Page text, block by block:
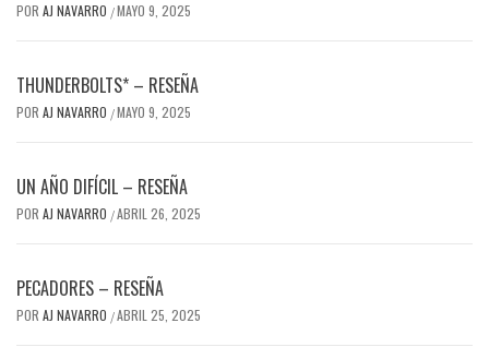
POR AJ NAVARRO /MAYO 9, 2025
THUNDERBOLTS* – RESEÑA
POR AJ NAVARRO /MAYO 9, 2025
UN AÑO DIFÍCIL – RESEÑA
POR AJ NAVARRO /ABRIL 26, 2025
PECADORES – RESEÑA
POR AJ NAVARRO /ABRIL 25, 2025